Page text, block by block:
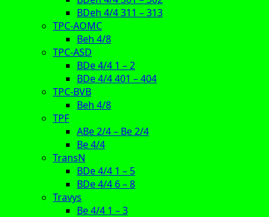
BDeh 4/4 311 – 313
TPC-AOMC
Beh 4/8
TPC-ASD
BDe 4/4 1 – 2
BDe 4/4 401 – 404
TPC-BVB
Beh 4/8
TPF
ABe 2/4 – Be 2/4
Be 4/4
TransN
BDe 4/4 1 – 5
BDe 4/4 6 – 8
Travys
Be 4/4 1 – 3